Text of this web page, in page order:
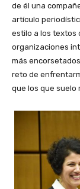
de él una
artículo
estilo a los textos
organizaciones
más
reto de
que los que suelo